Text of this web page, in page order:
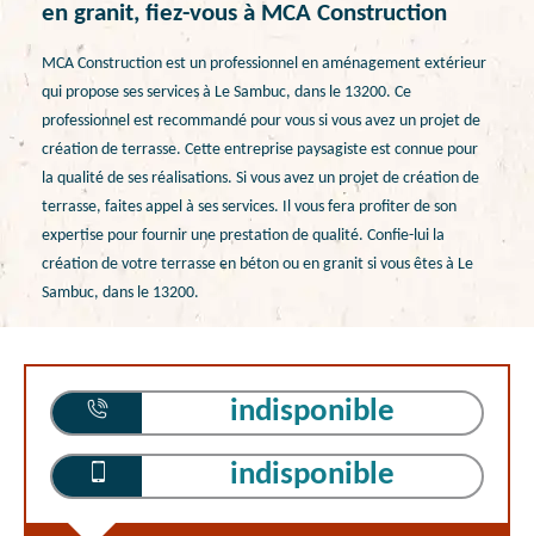
en granit, fiez-vous à MCA Construction
MCA Construction est un professionnel en aménagement extérieur
qui propose ses services à Le Sambuc, dans le 13200. Ce
professionnel est recommandé pour vous si vous avez un projet de
création de terrasse. Cette entreprise paysagiste est connue pour
la qualité de ses réalisations. Si vous avez un projet de création de
terrasse, faites appel à ses services. Il vous fera profiter de son
expertise pour fournir une prestation de qualité. Confie-lui la
création de votre terrasse en béton ou en granit si vous êtes à Le
Sambuc, dans le 13200.
indisponible
indisponible